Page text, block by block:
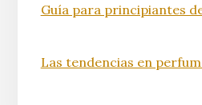
Guía para principiantes
Las tendencias en